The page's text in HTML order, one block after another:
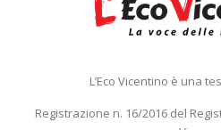
L’Eco Vicentino è una
Registrazione n. 16/2016 del